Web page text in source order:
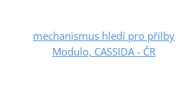
mechanismus hledí pro přilby
Modulo, CASSIDA - ČR